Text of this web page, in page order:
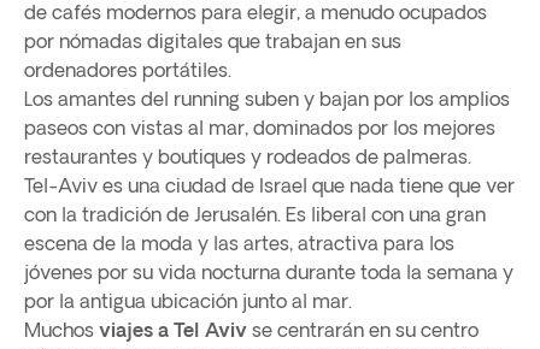
de cafés modernos para elegir, a menudo ocupados
por nómadas digitales que trabajan en sus
ordenadores portátiles.
Los amantes del running suben y bajan por los amplios
paseos con vistas al mar, dominados por los mejores
restaurantes y boutiques y rodeados de palmeras.
Tel-Aviv es una ciudad de Israel que nada tiene que ver
con la tradición de Jerusalén. Es liberal con una gran
escena de la moda y las artes, atractiva para los
jóvenes por su vida nocturna durante toda la semana y
por la antigua ubicación junto al mar.
Muchos viajes a Tel Aviv se centrarán en su centro